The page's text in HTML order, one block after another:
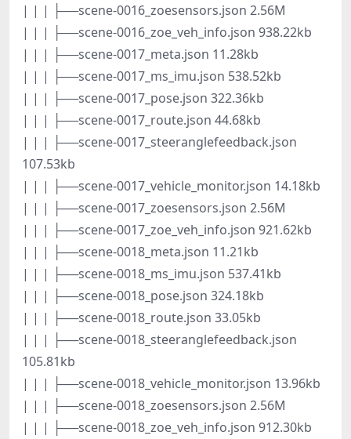
| | | ├──scene-0016_zoesensors.json 2.56M
| | | ├──scene-0016_zoe_veh_info.json 938.22kb
| | | ├──scene-0017_meta.json 11.28kb
| | | ├──scene-0017_ms_imu.json 538.52kb
| | | ├──scene-0017_pose.json 322.36kb
| | | ├──scene-0017_route.json 44.68kb
| | | ├──scene-0017_steeranglefeedback.json
107.53kb
| | | ├──scene-0017_vehicle_monitor.json 14.18kb
| | | ├──scene-0017_zoesensors.json 2.56M
| | | ├──scene-0017_zoe_veh_info.json 921.62kb
| | | ├──scene-0018_meta.json 11.21kb
| | | ├──scene-0018_ms_imu.json 537.41kb
| | | ├──scene-0018_pose.json 324.18kb
| | | ├──scene-0018_route.json 33.05kb
| | | ├──scene-0018_steeranglefeedback.json
105.81kb
| | | ├──scene-0018_vehicle_monitor.json 13.96kb
| | | ├──scene-0018_zoesensors.json 2.56M
| | | ├──scene-0018_zoe_veh_info.json 912.30kb